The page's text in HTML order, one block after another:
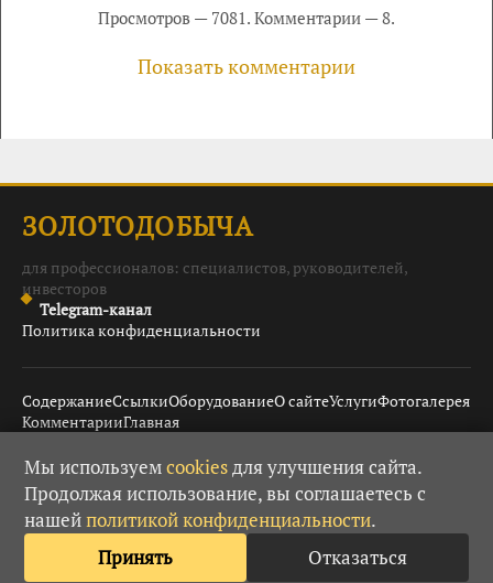
Просмотров — 7081. Комментарии — 8.
Показать комментарии
ЗОЛОТОДОБЫЧА
для профессионалов: специалистов, руководителей,
инвесторов
Telegram-канал
Политика конфиденциальности
СодержаниеСсылкиОборудованиеО сайтеУслугиФотогалерея
КомментарииГлавная
© 2008–2026 Золотодобыча · 18+ · При использовании
материалов гиперссылка обязательна.
Мы используемcookiesдля улучшения сайта.
Продолжая использование, вы соглашаетесь с
нашейполитикой конфиденциальности.
Принять
Отказаться